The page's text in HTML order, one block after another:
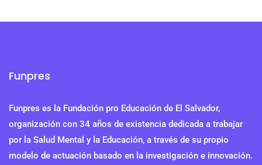
Funpres
Funpres es la Fundación pro Educación de El Salvador,
organización con 34 años de existencia dedicada a trabajar
por la Salud Mental y la Educación, a través de su propio
modelo de actuación basado en la investigación e innovación.